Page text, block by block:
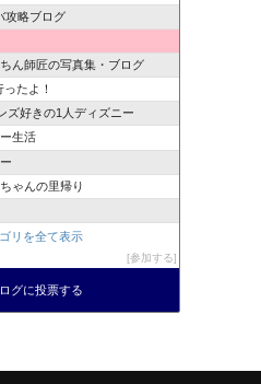
攻略ブログ
ん師匠の写真集・ブログ
たよ！
ズ好きの1人ディズニー
生活
ゃんの里帰り
リを全て表示
参加する
グに投票する